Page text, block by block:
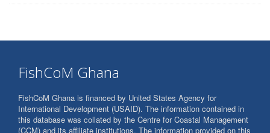
FishCoM Ghana
FishCoM Ghana is financed by United States Agency for
International Development (USAID). The information contained in
this database was collated by the Centre for Coastal Management
(CCM) and its affiliate institutions. The information provided on this